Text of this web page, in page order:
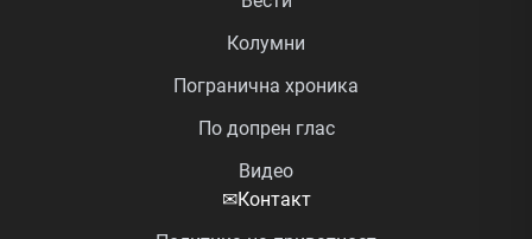
Колумни
Погранична хроника
По допрен глас
Видео
✉Контакт